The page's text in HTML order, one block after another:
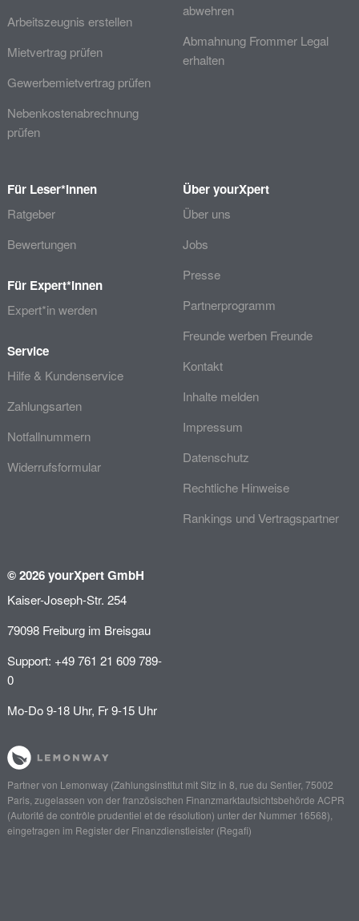
Arbeitszeugnis erstellen
Mietvertrag prüfen
Gewerbemietvertrag prüfen
Nebenkostenabrechnung
prüfen
abwehren
Abmahnung Frommer Legal
erhalten
Für Leser*innen
Ratgeber
Bewertungen
Für Expert*innen
Expert*in werden
Service
Hilfe & Kundenservice
Zahlungsarten
Notfallnummern
Widerrufsformular
Über yourXpert
Über uns
Jobs
Presse
Partnerprogramm
Freunde werben Freunde
Kontakt
Inhalte melden
Impressum
Datenschutz
Rechtliche Hinweise
Rankings und Vertragspartner
© 2026 yourXpert GmbH
Kaiser-Joseph-Str. 254
79098 Freiburg im Breisgau
Support: +49 761 21 609 789-
0
Mo-Do 9-18 Uhr, Fr 9-15 Uhr
Partner von Lemonway(Zahlungsinstitut mit Sitz in 8, rue du Sentier, 75002
Paris, zugelassen von der französischen Finanzmarktaufsichtsbehörde ACPR
(Autorité de contrôle prudentiel et de résolution) unter der Nummer 16568),
eingetragen im Register der Finanzdienstleister (Regafi)